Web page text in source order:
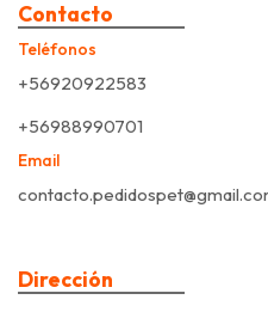
Contacto
Teléfonos
+56920922583
+56988990701
Email
Dirección